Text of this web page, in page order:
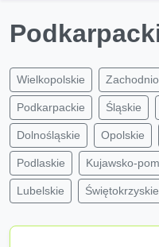
Wielkopolskie
Podkarpackie Śląskie
Dolnośląskie Opolskie
Podlaskie Kujawsko-
Lubelskie Świętokrzyskie